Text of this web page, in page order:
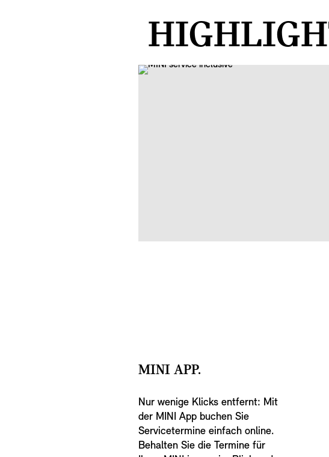
MINI APP.
Nur wenige Klicks entfernt: Mit
der MINI App buchen Sie
Servicetermine einfach online.
Behalten Sie die Termine für